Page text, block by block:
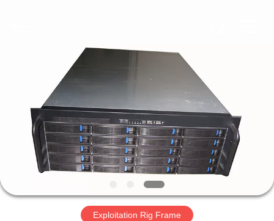
MAISON
PRODUITS
SUJET
DE
NOUS
Exploitation Rig Frame